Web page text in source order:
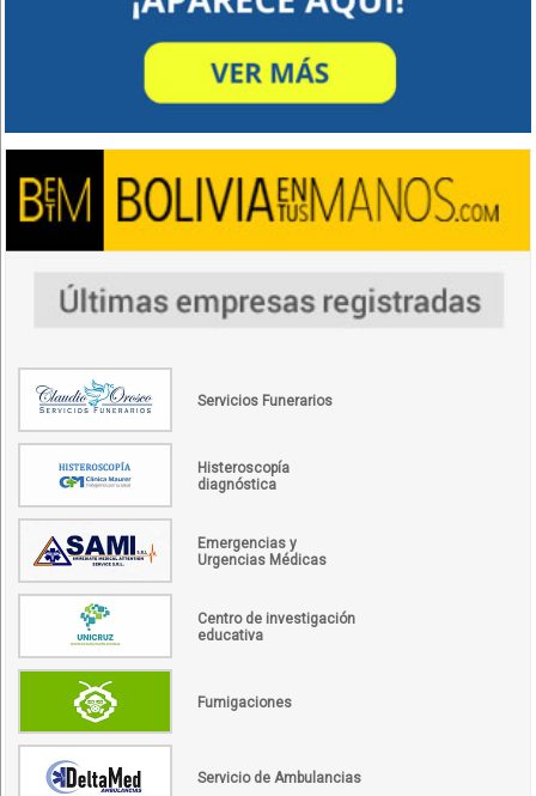
Servicios Funerarios
Histeroscopía
diagnóstica
Emergencias y
Urgencias Médicas
Centro de investigación
educativa
Fumigaciones
Servicio de Ambulancias